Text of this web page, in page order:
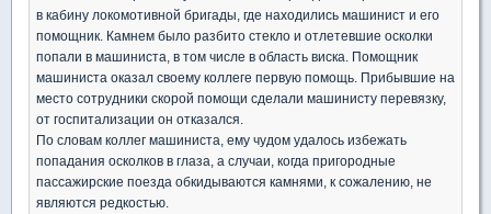
в кабину локомотивной бригады, где находились машинист и его
помощник. Камнем было разбито стекло и отлетевшие осколки
попали в машиниста, в том числе в область виска. Помощник
машиниста оказал своему коллеге первую помощь. Прибывшие на
место сотрудники скорой помощи сделали машинисту перевязку,
от госпитализации он отказался.
По словам коллег машиниста, ему чудом удалось избежать
попадания осколков в глаза, а случаи, когда пригородные
пассажирские поезда обкидываются камнями, к сожалению, не
являются редкостью.